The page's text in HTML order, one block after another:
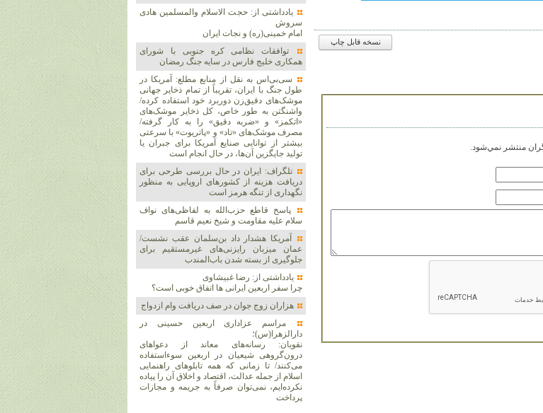
نسخه قابل چاپ
منتشر نمي‌شود.
یادداشتی از: حجت الاسلام والمسلمین هادی
سروش
امام خمینی(ره) و نجات ایران
توافقات نظامی کره جنوبی با شورای
همکاری خلیج فارس در سایه جنگ رمضان
سی‌بی‌اس به نقل از منابع مطلع: آمریکا در
طول جنگ با ایران، تقریباً از تمام ذخایر جهانی
موشک‌های دقیق‌زن دوربرد خود استفاده کرده/
واشنگتن به طور خاص، کل ذخایر موشک‌های
«اتکمز» و «ضربه دقیق» را به کار گرفته/
مصرف موشک‌های «تاد» و «پاتریوت» با سرعتی
بیشتر از توانایی صنایع آمریکا برای جبران یا
تولید جایگزین آن‌ها، در حال انجام است
تلگراف: ایران در حال بررسی طرحی برای
دریافت هزینه از کشورهای اروپایی به منظور
نگهداری از تنگه هرمز است
پاسخ قاطع حزب‌الله به لفاظی‌های نواف
سلام علیه مقاومت و شیخ نعیم قاسم
آمریکا هشدار داد بن‌سلمان عقب نشست/
عمان میزبان رایزنی‌های غیرمستقیم برای
جلوگیری از بسته شدن باب‌المندب
یادداشتی از: رضا غبیشاوی
چرا سفر اربعین ایرانی ها اتفاق خوبی است؟
هزاران زوج‌ جوان در صف دریافت وام ازدواج
مراسم عزاداری اربعین حسینی در
دارالزهرا(س)؛
نقویان: رسانه‌های معاند از دعواهای
درون‌گروهی شیعیان در اربعین سوءاستفاده
می‌کنند/ تا زمانی که همه تابلوهای راهنمایی
اسلام از جمله عدالت، اقتصاد و اخلاق آن را پیاده
نکرده‌ایم، نمی‌توان صرفاً به جریمه و مجازات
پرداخت